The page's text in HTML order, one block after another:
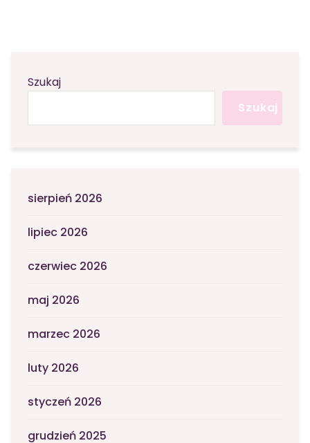
Szukaj
Szukaj
sierpień 2026
lipiec 2026
czerwiec 2026
maj 2026
marzec 2026
luty 2026
styczeń 2026
grudzień 2025